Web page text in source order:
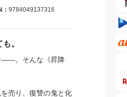
： 9784049137316
。
――。そんな《昇降
売り、復讐の鬼と化